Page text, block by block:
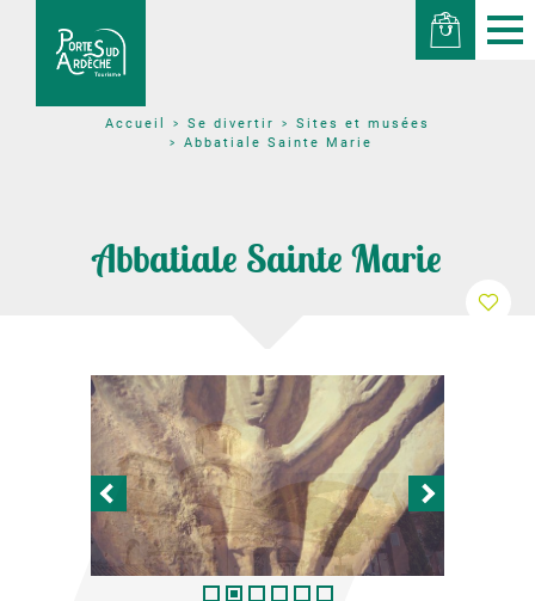
Accueil Se divertir
Sites et musées
Abbatiale Sainte Marie
Abbatiale Sainte Marie